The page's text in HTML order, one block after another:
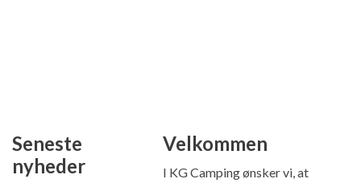
Seneste
nyheder
Velkommen
I KG Camping ønsker vi, at